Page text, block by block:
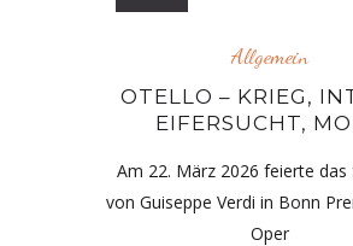
Allgemein
OTELLO – KRIEG,
EIFERSUCHT,
Am 22. März 2026 feierte das
von Guiseppe Verdi in Bonn
Oper